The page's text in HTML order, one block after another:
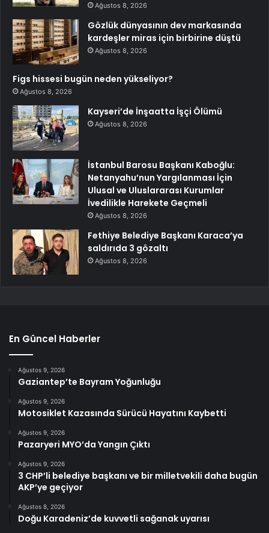
Ağustos 8, 2026
Gözlük dünyasının dev markasında
kardeşler miras için birbirine düştü
Ağustos 8, 2026
Figs hissesi bugün neden yükseliyor?
Ağustos 8, 2026
Kayseri’de İnşaatta İşçi Ölümü
Ağustos 8, 2026
İstanbul Barosu Başkanı Kaboğlu:
Netanyahu’nun Yargılanması İçin
Ulusal ve Uluslararası Kurumlar
İvedilikle Harekete Geçmeli
Ağustos 8, 2026
Fethiye Belediye Başkanı Karaca’ya
saldırıda 3 gözaltı
Ağustos 8, 2026
En Güncel Haberler
Ağustos 9, 2026
Gaziantep’te Bayram Yoğunluğu
Ağustos 9, 2026
Motosiklet Kazasında Sürücü Hayatını Kaybetti
Ağustos 9, 2026
Pazaryeri MYO’da Yangın Çıktı
Ağustos 9, 2026
3 CHP’li belediye başkanı ve bir milletvekili daha bugün
AKP’ye geçiyor
Ağustos 8, 2026
Doğu Karadeniz’de kuvvetli sağanak uyarısı